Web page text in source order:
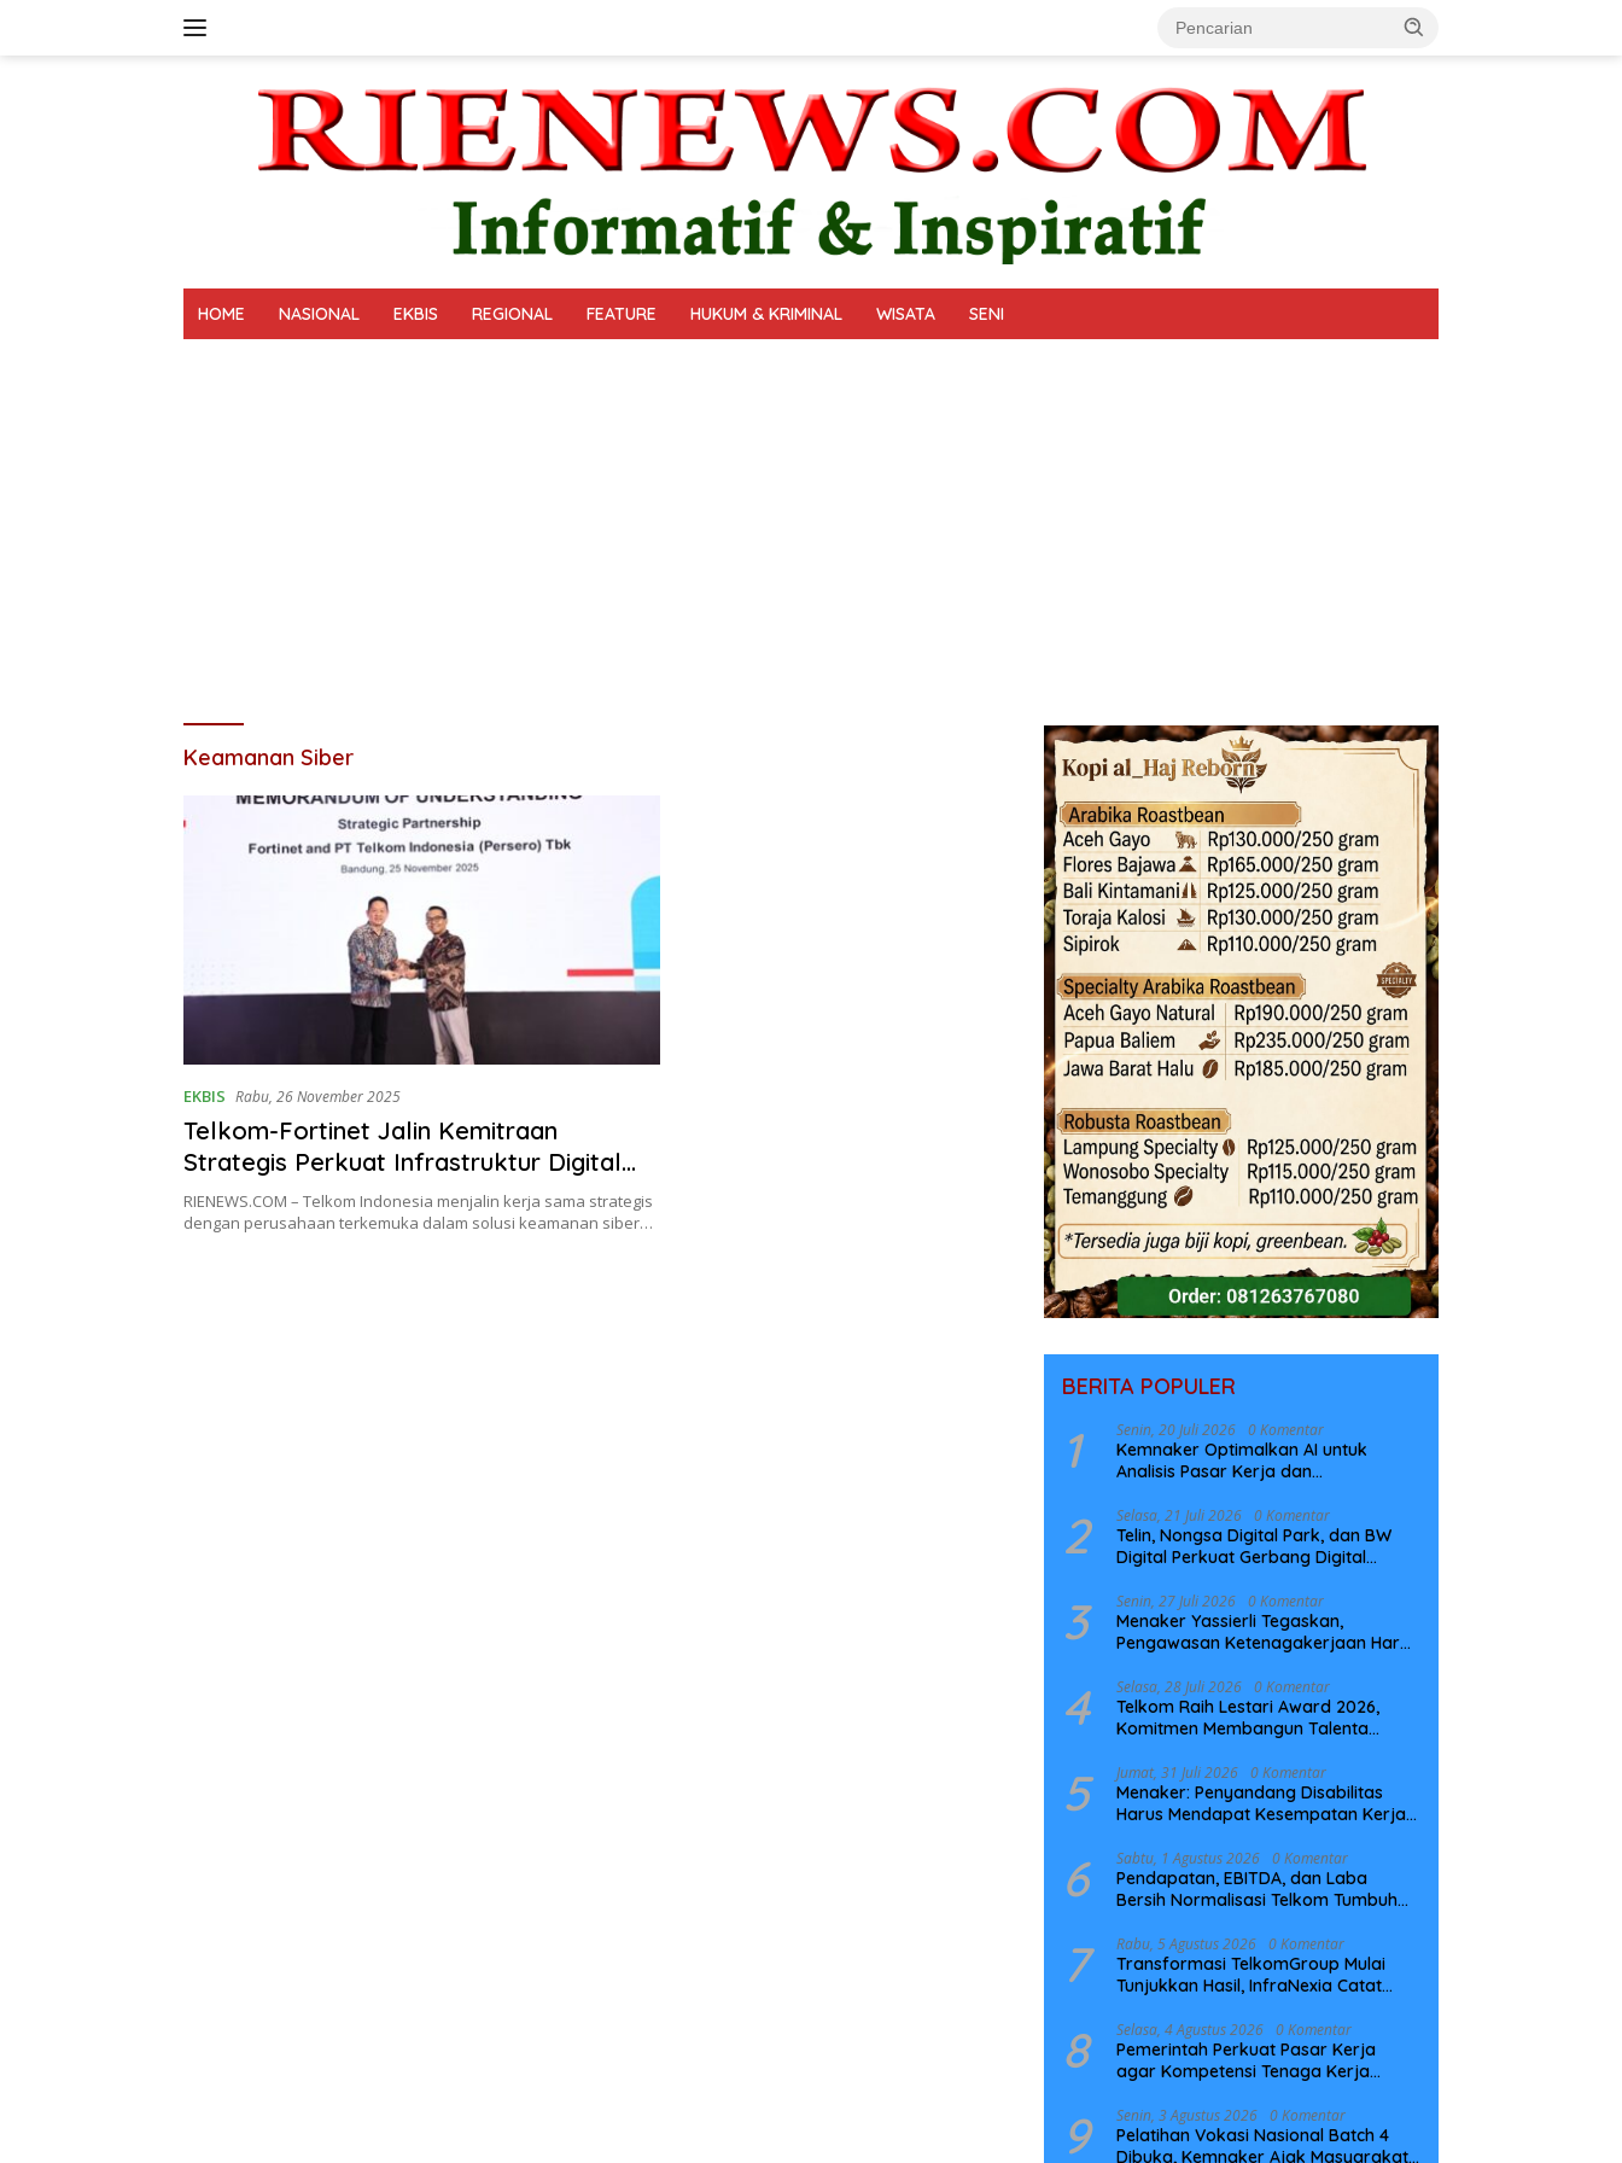
HOME NASIONAL EKBIS REGIONAL FEATURE HUKUM & KRIMINAL WISATA SENI
Keamanan Siber
EKBIS Rabu, 26 November 2025
Telkom-Fortinet Jalin Kemitraan
Strategis Perkuat Infrastruktur Digital
dan Keamanan Siber
RIENEWS.COM – Telkom Indonesia menjalin kerja sama strategis
dengan perusahaan terkemuka dalam solusi keamanan siber…
BERITA POPULER
1 Senin, 20 Juli 2026 0 Komentar
Kemnaker Optimalkan AI untuk
Analisis Pasar Kerja dan
2 Selasa, 21 Juli 2026 0 Komentar
Telin, Nongsa Digital Park, dan BW
Digital Perkuat Gerbang Digital
NCC
3 Senin, 27 Juli 2026 0 Komentar
Menaker Yassierli Tegaskan,
Pengawasan Ketenagakerjaan Harus
4 Selasa, 28 Juli 2026 0 Komentar
Telkom Raih Lestari Award 2026,
Komitmen Membangun Talenta
5 Jumat, 31 Juli 2026 0 Komentar
Menaker: Penyandang Disabilitas
Harus Mendapat Kesempatan Kerja
6 Sabtu, 1 Agustus 2026 0 Komentar
Pendapatan, EBITDA, dan Laba
Bersih Normalisasi Telkom Tumbuh
7 Rabu, 5 Agustus 2026 0 Komentar
Transformasi TelkomGroup Mulai
Tunjukkan Hasil, InfraNexia Catat
Digital Nasional
8 Selasa, 4 Agustus 2026 0 Komentar
Pemerintah Perkuat Pasar Kerja
agar Kompetensi Tenaga Kerja
9 Senin, 3 Agustus 2026 0 Komentar
Pelatihan Vokasi Nasional Batch 4
Dibuka, Kemnaker Ajak Masyarakat